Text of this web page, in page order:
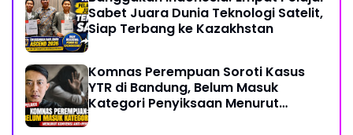
Sabet Juara Dunia Teknologi Satelit,
Siap Terbang ke Kazakhstan
Komnas Perempuan Soroti Kasus
YTR di Bandung, Belum Masuk
Kategori Penyiksaan Menurut